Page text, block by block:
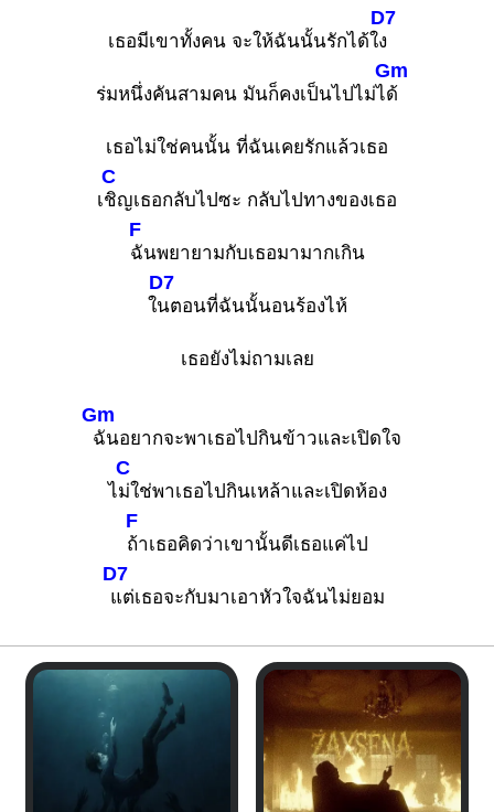
เธอมีเขาทั้งคน จะให้ฉันนั้นรักได้ใ
D7
ง
ร่มหนึ่งคันสามคน มันก็คงเป็นไปไม่ไ
Gm
ด้
เธอไม่ใช่คนนั้น ที่ฉันเคยรักแล้วเธอ
เ
C
ชิญเธอกลับไปซะ กลับไปทางของเธอ
F
ฉันพยายามกับเธอมามากเกิน
ใ
D7
นตอนที่ฉันนั้นอนร้องไห้
เธอยังไม่ถามเลย
Gm
ฉันอยากจะพาเธอไปกินข้าวและเปิดใจ
ไ
C
ม่ใช่พาเธอไปกินเหล้าและเปิดห้อง
F
ถ้าเธอคิดว่าเขานั้นดีเธอแค่ไป
D7
แต่เธอจะกับมาเอาหัวใจฉันไม่ยอม